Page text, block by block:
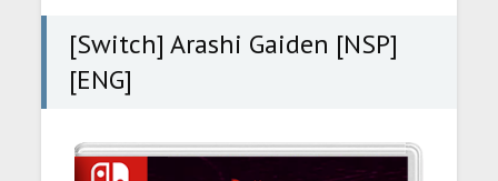
[Switch] Arashi Gaiden [NSP]
[ENG]